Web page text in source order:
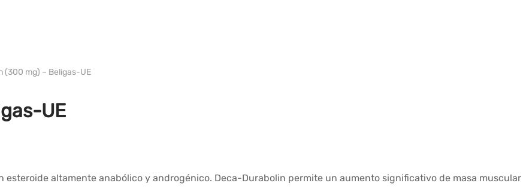
(300 mg) – Beligas-UE
UE
altamente anabólico y androgénico. Deca-Durabolin permite un aumento significativo de masa muscular